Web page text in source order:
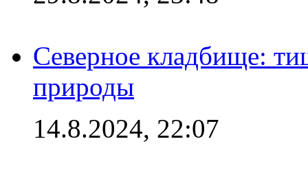
Северное кладбище:
природы
14.8.2024, 22:07